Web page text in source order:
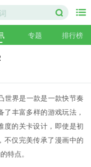
专题 排行榜
世界是一款是一款快节奏
丰富多样的游戏玩法，
度的关卡设计，即使是初
不仅完美传承了漫画中的
特点。